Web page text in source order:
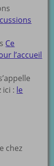
Ce
l’accueil
: le
chez